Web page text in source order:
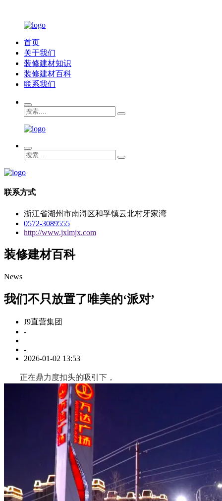
首页
关于我们
装修建材知识
装修建材百科
联系我们
联系方式
浙江省湖州市南浔区和孚镇云北村牙家湾
0572-3089555
http://www.jxlmjx.com
装修建材百科
News
我们不只放置了唯美的‘派对’
J9直营集团
-
-
2026-01-02 13:53
正在鼎力度扣头的吸引下，